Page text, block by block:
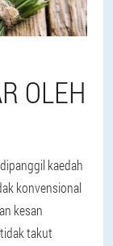
OLEH
kaedah
konvensional
kesan
takut